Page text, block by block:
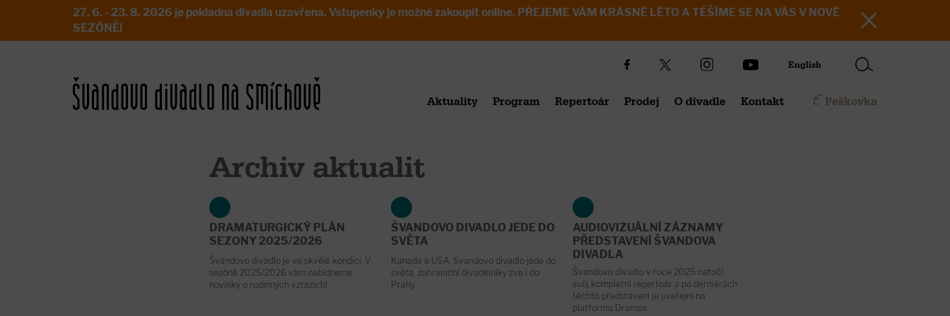
27. 6. - 23. 8. 2026 je pokladna divadla uzavřena. Vstupenky je možné zakoupit online. PŘEJEME VÁM KRÁSNÉ LÉTO A TĚŠÍME SE NA VÁS V NOVÉ
SEZÓNĚ!
English
Aktuality Program Repertoár Prodej O divadle Kontakt Peškovka
Archiv aktualit
DRAMATURGICKÝ PLÁN
SEZONY 2025/2026
Švandovo divadlo je ve skvělé kondici. V
sezóně 2025/2026 vám nabídneme
novinky o rodinných vztazích!
ŠVANDOVO DIVADLO JEDE DO
SVĚTA
Kanada a USA. Švandovo divadlo jede do
světa, zahraniční divadelníky zve i do
Prahy
AUDIOVIZUÁLNÍ ZÁZNAMY
PŘEDSTAVENÍ ŠVANDOVA
DIVADLA
Švandovo divadlo v roce 2025 natočí
svůj kompletní repertoár a po derniérách
těchto představení je uveřejní na
platformu Dramox